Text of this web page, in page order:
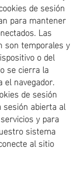
de sesión
para mantener
Las
son temporales y
o del
se cierra la
navegador.
de sesión
abierta al
y para
sistema
al sitio